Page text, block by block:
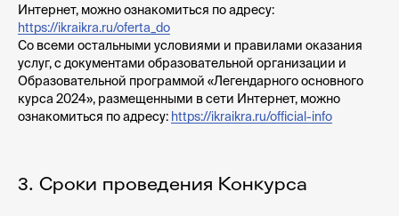
Интернет, можно ознакомиться по адресу:
https://ikraikra.ru/oferta_do
Со всеми остальными условиями и правилами оказания
услуг, с документами образовательной организации и
Образовательной программой «Легендарного основного
курса 2024», размещенными в сети Интернет, можно
ознакомиться по адресу: https://ikraikra.ru/official-info
3. Сроки проведения Конкурса